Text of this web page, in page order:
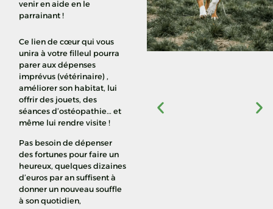
venir en aide en le
parrainant !
Ce lien de cœur qui vous
unira à votre filleul pourra
parer aux dépenses
imprévus (vétérinaire) ,
améliorer son habitat, lui
offrir des jouets, des
séances d’ostéopathie… et
même lui rendre visite !
Pas besoin de dépenser
des fortunes pour faire un
heureux, quelques dizaines
d’euros par an suffisent à
donner un nouveau souffle
à son quotidien,